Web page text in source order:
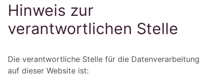
Hinweis zur
verantwortlichen Stelle
Die verantwortliche Stelle für die Datenverarbeitung
auf dieser Website ist: